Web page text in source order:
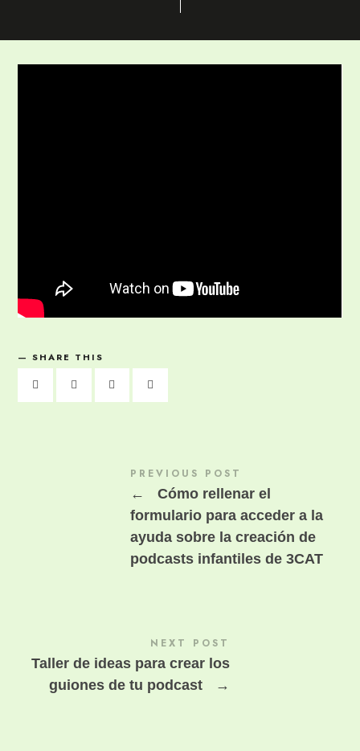
SHARE THIS
PREVIOUS POST
←
Cómo rellenar el
formulario para acceder a la
ayuda sobre la creación de
podcasts infantiles de 3CAT
NEXT POST
Taller de ideas para crear los
guiones de tu podcast
→